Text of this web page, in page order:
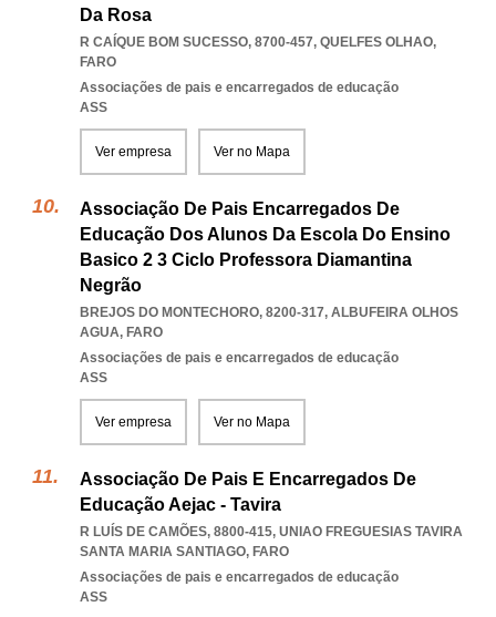
Da Rosa
R CAÍQUE BOM SUCESSO, 8700-457, QUELFES OLHAO,
FARO
Associações de pais e encarregados de educação
ASS
Ver empresa Ver no Mapa
Associação De Pais Encarregados De
Educação Dos Alunos Da Escola Do Ensino
Basico 2 3 Ciclo Professora Diamantina
Negrão
BREJOS DO MONTECHORO, 8200-317, ALBUFEIRA OLHOS
AGUA, FARO
Associações de pais e encarregados de educação
ASS
Ver empresa Ver no Mapa
Associação De Pais E Encarregados De
Educação Aejac - Tavira
R LUÍS DE CAMÕES, 8800-415, UNIAO FREGUESIAS TAVIRA
SANTA MARIA SANTIAGO, FARO
Associações de pais e encarregados de educação
ASS